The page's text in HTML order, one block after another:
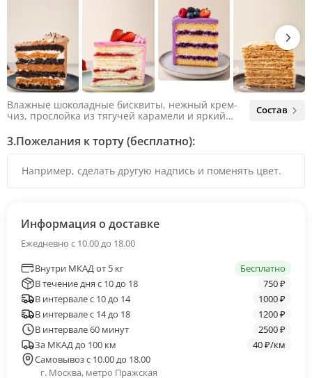
Влажные шоколадные бисквиты, нежный крем-
чиз, прослойка из тягучей карамели и яркий
яркий вкус шоколада и тягучей карамели, не
оставляя ни единого шанса остаться
Состав
3.Пожелания к торту (бесплатно):
Информация о доставке
Ежедневно с 10.00 до 18.00
Внутри МКАД от 5 кг
Бесплатно
В течение дня с 10 до 18
750 ₽
В интервале с 10 до 14
1000 ₽
В интервале с 14 до 18
1200 ₽
В интервале 60 минут
2500 ₽
За МКАД до 100 км
40 ₽/км
Самовывоз с 10.00 до 18.00
г. Москва, метро Пражская